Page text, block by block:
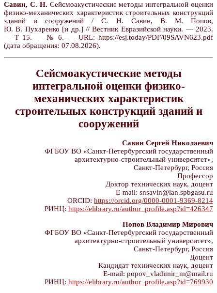
Савин, С. Н. Сейсмоакустические методы интегральной оценки
физико-механических характеристик строительных конструкций
зданий и сооружений / С. Н. Савин, В. М. Попов,
Ю. В. Пухаренко [и др.] // Вестник Евразийской науки. — 2023.
— Т 15. — № 6. — URL: https://esj.today/PDF/09SAVN623.pdf
(дата обращения: 07.08.2026).
Сейсмоакустические методы
интегральной оценки физико-
механических характеристик
строительных конструкций зданий и
сооружений
Савин Сергей Николаевич
ФГБОУ ВО «Санкт-Петербургский государственный
архитектурно-строительный университет»,
Санкт-Петербург, Россия
Профессор
Доктор технических наук, доцент
E-mail: snsavin@lan.spbgasu.ru
ORCID: https://orcid.org/0000-0001-9369-8214
РИНЦ: https://elibrary.ru/author_profile.asp?id=426347
Попов Владимир Мирович
ФГБОУ ВО «Санкт-Петербургский государственный
архитектурно-строительный университет»,
Санкт-Петербург, Россия
Доцент
Кандидат технических наук, доцент
E-mail: popov_vladimir_m@mail.ru
РИНЦ: https://elibrary.ru/author_profile.asp?id=769930